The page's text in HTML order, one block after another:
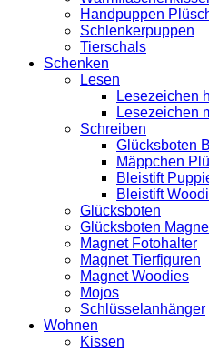
Handpuppen
Schlenkerpuppen
Tierschals
Schenken
Lesen
Lesezeichen
Lesezeichen
Schreiben
Glücksboten
Mäppchen
Bleistift
Bleistift
Glücksboten
Glücksboten
Magnet Fotohalter
Magnet Tierfiguren
Magnet Woodies
Mojos
Schlüsselanhänger
Wohnen
Kissen